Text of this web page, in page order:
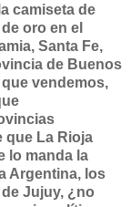
camiseta de
oro en el
Santa Fe,
de Buenos
vendemos,
que La Rioja
lo manda la
Argentina, los
Jujuy, ¿no